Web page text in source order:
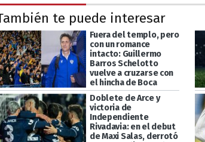
te puede interesar
Fuera del templo, pero
con un romance
intacto: Guillermo
Barros Schelotto
vuelve a cruzarse con
el hincha de Boca
Doblete de Arce y
victoria de
Independiente
Rivadavia: en el debut
de Maxi Salas, derrotó